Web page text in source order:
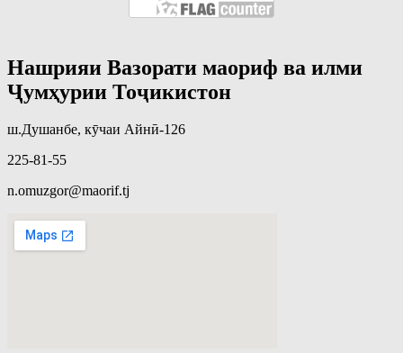
Нашрияи Вазорати маориф ва илми
Ҷумҳурии Тоҷикистон
ш.Душанбе, кӯчаи Айнӣ-126
225-81-55
n.omuzgor@maorif.tj